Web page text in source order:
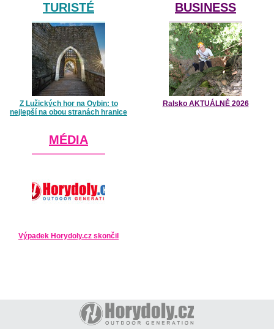
TURISTÉ
Z Lužických hor na Oybin: to
nejlepší na obou stranách hranice
BUSINESS
Ralsko AKTUÁLNĚ 2026
MÉDIA
Výpadek Horydoly.cz skončil